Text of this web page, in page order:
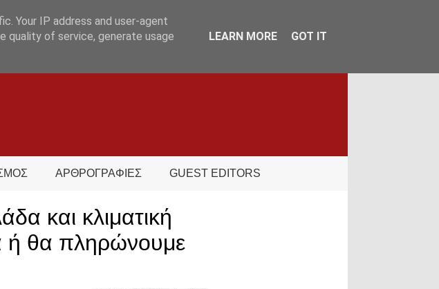
ΑΡΘΡΟΓΡΑΦΙΕΣ GUEST EDITORS
και κλιματική
ή θα πληρώνουμε
Your IP address and user-agent
quality of service, generate usage
LEARN MORE GOT IT